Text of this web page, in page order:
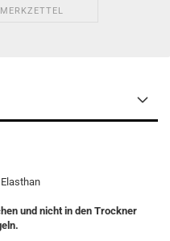
und nicht in den Trockner